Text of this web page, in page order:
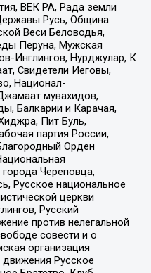
ВЕК РА, Рада земли
Русь, Община
Веси Беловодья,
Перуна, Мужская
Инглингов, Нурджулар, К
Свидетели Иеговы,
Национал-
мувахидов,
Балкарии и Карачая,
Пит Буль,
партия России,
Орден
Череповца,
Русское национальное
церкви
Русский
против нелегальной
совести и о
организация
Русское